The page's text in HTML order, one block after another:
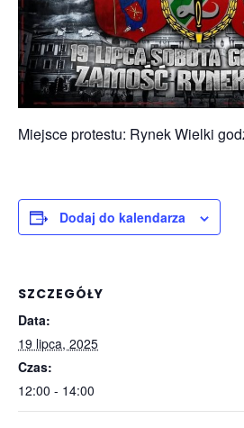
Miejsce protestu: Rynek Wielki
Dodaj do kalendarza
SZCZEGÓŁY
Data:
19 lipca, 2025
Czas:
12:00 - 14:00